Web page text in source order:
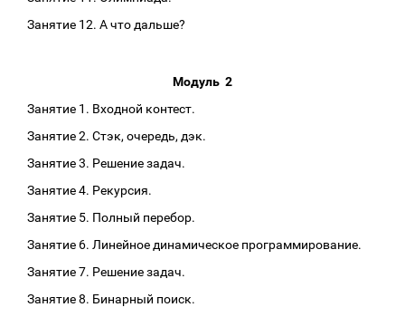
Занятие 12. А что дальше?
Модуль 2
Занятие 1. Входной контест.
Занятие 2. Стэк, очередь, дэк.
Занятие 3. Решение задач.
Занятие 4. Рекурсия.
Занятие 5. Полный перебор.
Занятие 6. Линейное динамическое программирование.
Занятие 7. Решение задач.
Занятие 8. Бинарный поиск.